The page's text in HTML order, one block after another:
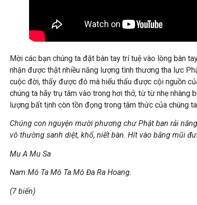
Mời các bạn chúng ta đặt bàn tay trí tuệ vào lòng bàn
nhận được thật nhiều năng lượng tình thương tha lực
cuộc đời, thấy được đó mà hiểu thấu được cội nguồn
chúng ta hãy trụ tâm vào trong hơi thở, từ từ nhẹ
lượng bất tịnh còn tồn đọng trong tâm thức của chúng
Chúng con nguyện mười phương chư Phật ban rải
vô thường sanh diệt, khổ, niết bàn. Hít vào bằng mũi
Mu A Mu Sa
Nam Mô Ta Mô Ta Mô Đa Ra Hoang.
(7 biến)